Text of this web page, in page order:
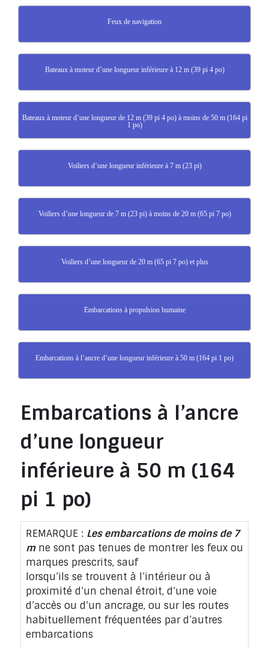
Feux de navigation
Bateaux à moteur d’une longueur inférieure à 12 m (39 pi 4 po)
Bateaux à moteur d’une longueur de 12 m (39 pi 4 po) à moins de 50 m (164 pi
1 po)
Voiliers d’une longueur inférieure à 7 m (23 pi)
Voiliers d’une longueur de 7 m (23 pi) à moins de 20 m (65 pi 7 po)
Voiliers d’une longueur de 20 m (65 pi 7 po) et plus
Embarcations à propulsion humaine
Embarcations à l’ancre d’une longueur inférieure à 50 m (164 pi 1 po)
Embarcations à l’ancre
d’une longueur
inférieure à 50 m (164
pi 1 po)
REMARQUE : Les embarcations de moins de 7
mne sont pas tenues de montrer les feux ou
marques prescrits, sauf
lorsqu’ils se trouvent à l’intérieur ou à
proximité d’un chenal étroit, d’une voie
d’accès ou d’un ancrage, ou sur les routes
habituellement fréquentées par d’autres
embarcations